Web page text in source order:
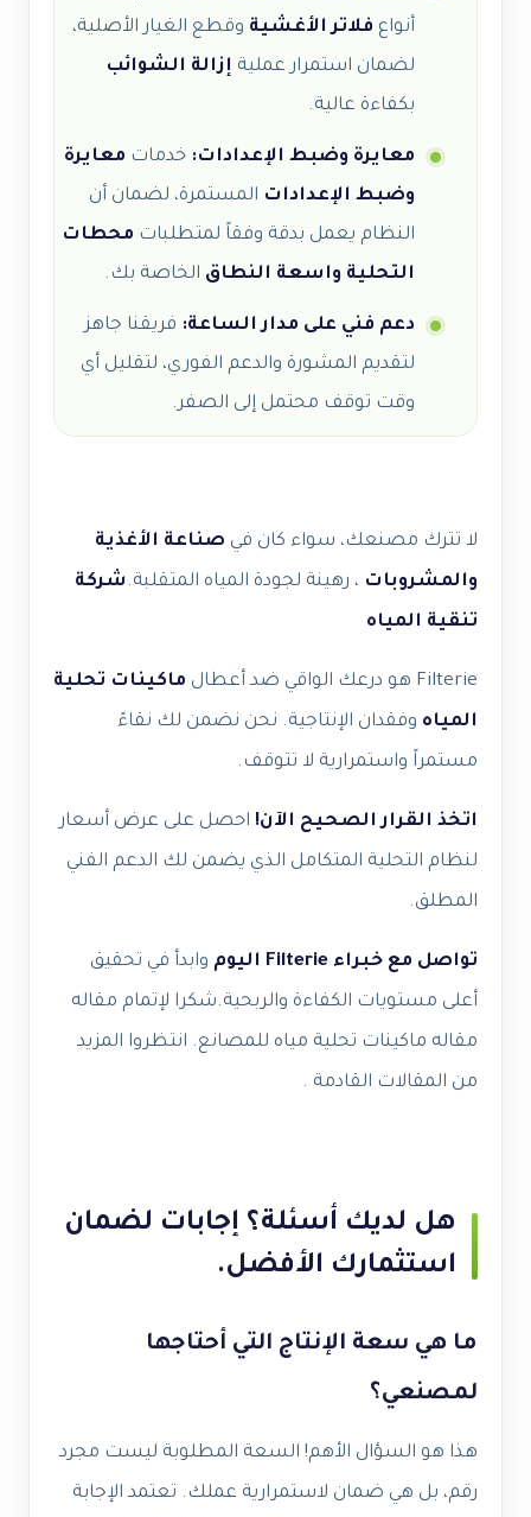
أنواع فلاتر الأغشية وقطع الغيار الأصلية،
لضمان استمرار عملية إزالة الشوائب
بكفاءة عالية.
معايرة وضبط الإعدادات: خدمات معايرة
وضبط الإعدادات المستمرة، لضمان أن
النظام يعمل بدقة وفقاً لمتطلبات محطات
التحلية واسعة النطاق الخاصة بك.
دعم فني على مدار الساعة: فريقنا جاهز
لتقديم المشورة والدعم الفوري، لتقليل أي
وقت توقف محتمل إلى الصفر.
لا تترك مصنعك، سواء كان في صناعة الأغذية
والمشروبات ، رهينة لجودة المياه المتقلبة. شركة
تنقية المياه
Filterie هو درعك الواقي ضد أعطال
ماكينات تحلية
المياه وفقدان الإنتاجية. نحن نضمن لك نقاءً
مستمراً واستمرارية لا تتوقف.
اتخذ القرار الصحيح الآن! احصل على عرض أسعار
لنظام التحلية المتكامل الذي يضمن لك الدعم الفني
المطلق.
تواصل مع خبراء Filterie اليوم
وابدأ في تحقيق
أعلى مستويات الكفاءة والربحية.شكرا لإتمام مقاله
مقاله ماكينات تحلية مياه للمصانع. انتظروا المزيد
من المقالات القادمة .
هل لديك أسئلة؟ إجابات لضمان
استثمارك الأفضل.
ما هي سعة الإنتاج التي أحتاجها
لمصنعي؟
هذا هو السؤال الأهم! السعة المطلوبة ليست مجرد
رقم، بل هي ضمان لاستمرارية عملك. تعتمد الإجابة